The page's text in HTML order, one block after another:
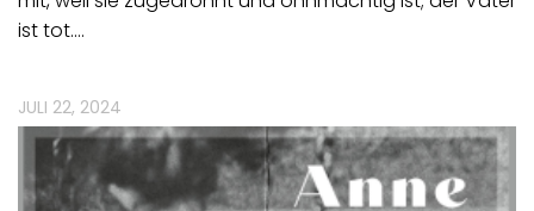
ist tot.…
JULI 22, 2024